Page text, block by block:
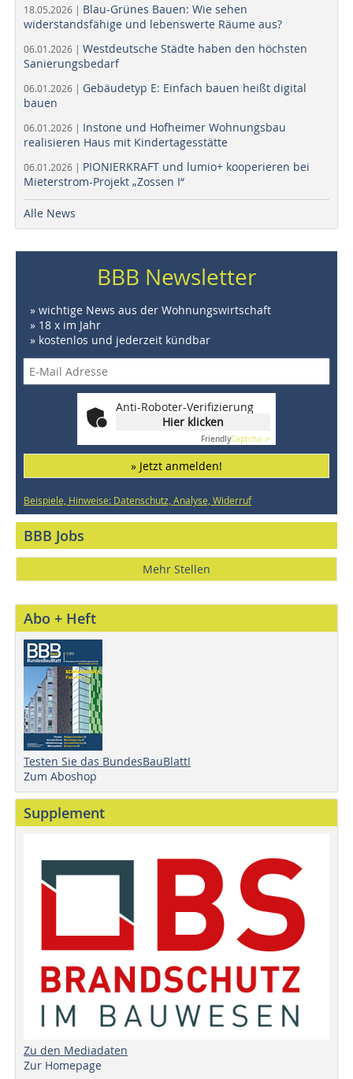
18.05.2026 | Blau-Grünes Bauen: Wie sehen
widerstandsfähige und lebenswerte Räume aus?
06.01.2026 | Westdeutsche Städte haben den höchsten
Sanierungsbedarf
06.01.2026 | Gebäudetyp E: Einfach bauen heißt digital
bauen
06.01.2026 | Instone und Hofheimer Wohnungsbau
realisieren Haus mit Kindertagesstätte
06.01.2026 | PIONIERKRAFT und lumio+ kooperieren bei
Mieterstrom-Projekt „Zossen I“
Alle News
BBB Newsletter
» wichtige News aus der Wohnungswirtschaft
» 18 x im Jahr
» kostenlos und jederzeit kündbar
Anti-Roboter-Verifizierung
Hier klicken
FriendlyCaptcha ⇗
» Jetzt anmelden!
Beispiele, Hinweise: Datenschutz, Analyse, Widerruf
BBB Jobs
Mehr Stellen
Abo + Heft
Testen Sie das BundesBauBlatt!
Zum Aboshop
Supplement
Zu den Mediadaten
Zur Homepage